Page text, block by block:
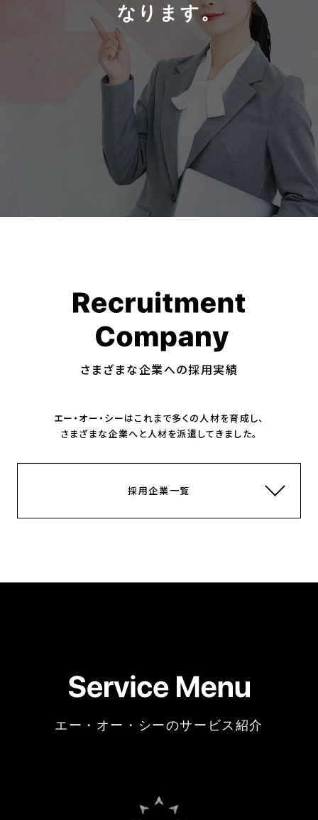
なります。
さまざまな企業への採用実績
エー・オー・シーはこれまで多くの人材を育成し、
さまざまな企業へと人材を派遣してきました。
採用企業一覧
エー・オー・シーのサービス紹介